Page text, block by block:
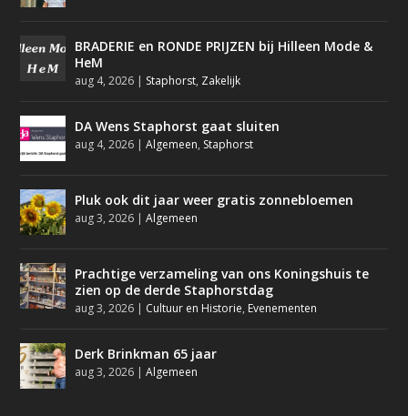
BRADERIE en RONDE PRIJZEN bij Hilleen Mode &
HeM
aug 4, 2026 | Staphorst, Zakelijk
DA Wens Staphorst gaat sluiten
aug 4, 2026 |Algemeen, Staphorst
Pluk ook dit jaar weer gratis zonnebloemen
aug 3, 2026 |Algemeen
Prachtige verzameling van ons Koningshuis te
zien op de derde Staphorstdag
aug 3, 2026 | Cultuur en Historie, Evenementen
Derk Brinkman 65 jaar
aug 3, 2026 |Algemeen